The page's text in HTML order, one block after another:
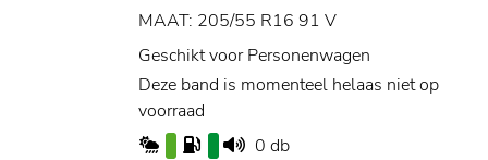
MAAT: 205/55 R16 91 V
Geschikt voor Personenwagen
Deze band is momenteel helaas niet op
voorraad
0 db